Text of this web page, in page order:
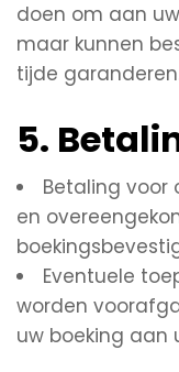
doen om aan
maar kunnen
tijde
5.
Betaling voor
en
Eventuele
worden
uw boeking aan